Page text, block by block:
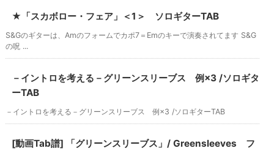
★「スカボロー・フェア」＜1＞ ソロギターTAB
S&Gのギターは、Amのフォームでカポ7＝Emのキーで演奏されてます S&G
の呪 ...
－イントロを考える－グリーンスリーブス 例×3 /ソロギタ
ーTAB
－イントロを考える－グリーンスリーブス 例×3 /ソロギターTAB
[動画Tab譜] 「グリーンスリーブス」/ Greensleeves フ